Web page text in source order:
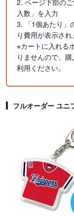
入数」を入力
3. 「1個あたり」
り費用が表示され
※カートに入れる
りませんので、
利用ください。
フルオーダー ユニ